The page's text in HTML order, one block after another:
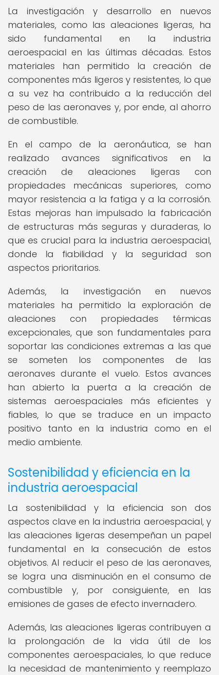
La investigación y desarrollo en nuevos
materiales, como las aleaciones ligeras, ha
sido fundamental en la industria
aeroespacial en las últimas décadas. Estos
materiales han permitido la creación de
componentes más ligeros y resistentes, lo que
a su vez ha contribuido a la reducción del
peso de las aeronaves y, por ende, al ahorro
de combustible.
En el campo de la aeronáutica, se han
realizado avances significativos en la
creación de aleaciones ligeras con
propiedades mecánicas superiores, como
mayor resistencia a la fatiga y a la corrosión.
Estas mejoras han impulsado la fabricación
de estructuras más seguras y duraderas, lo
que es crucial para la industria aeroespacial,
donde la fiabilidad y la seguridad son
aspectos prioritarios.
Además, la investigación en nuevos
materiales ha permitido la exploración de
aleaciones con propiedades térmicas
excepcionales, que son fundamentales para
soportar las condiciones extremas a las que
se someten los componentes de las
aeronaves durante el vuelo. Estos avances
han abierto la puerta a la creación de
sistemas aeroespaciales más eficientes y
fiables, lo que se traduce en un impacto
positivo tanto en la industria como en el
medio ambiente.
Sostenibilidad y eficiencia en la
industria aeroespacial
La sostenibilidad y la eficiencia son dos
aspectos clave en la industria aeroespacial, y
las aleaciones ligeras desempeñan un papel
fundamental en la consecución de estos
objetivos. Al reducir el peso de las aeronaves,
se logra una disminución en el consumo de
combustible y, por consiguiente, en las
emisiones de gases de efecto invernadero.
Además, las aleaciones ligeras contribuyen a
la prolongación de la vida útil de los
componentes aeroespaciales, lo que reduce
la necesidad de mantenimiento y reemplazo